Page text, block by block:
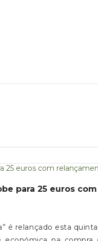
para 25 euros
é relançado esta